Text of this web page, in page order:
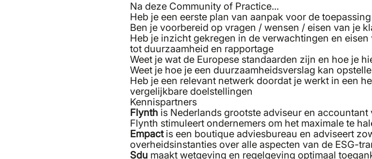
Na deze Community of Practice...
Heb je een eerste plan van aanpak voor de
Ben je voorbereid op vragen / wensen / eisen van je
Heb je inzicht gekregen in de verwachtingen en
tot duurzaamheid en rapportage
Weet je wat de Europese standaarden zijn en hoe je
Weet je hoe je een duurzaamheidsverslag kan
Heb je een relevant netwerk doordat je werkt in een
vergelijkbare doelstellingen
Kennispartners
Flynth is Nederlands grootste adviseur en
Flynth stimuleert ondernemers om het maximale te
Empactis een boutique adviesbureau en adviseert
overheidsinstanties over alle aspecten van de ESG-
Sdu maakt wetgeving en regelgeving optimaal